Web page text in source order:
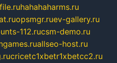
hahahaharms.ru
opsmgr.ruev-gallery.ru
112.rucsm-demo.ru
allseo-host.ru
cricetc1xbetr1xbetcc2.ru